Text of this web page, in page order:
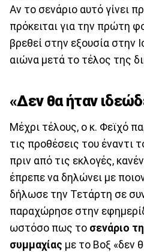
Αν το σενάριο αυτό γίνει
πρόκειται για την πρώτη
βρεθεί στην εξουσία στην
αιώνα μετά το τέλος της
«Δεν θα ήταν
Μέχρι τέλους, ο κ. Φεϊχό
τις προθέσεις του έναντι
πριν από τις εκλογές,
έπρεπε να δηλώνει με
δήλωσε την Τετάρτη σε
παραχώρησε στην
ωστόσο πως το σενάριο
συμμαχίας με το Βοξ «δεν